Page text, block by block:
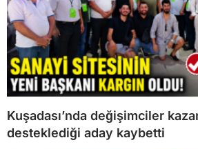
Kuşadası’nda değişimciler
desteklediği aday kaybetti